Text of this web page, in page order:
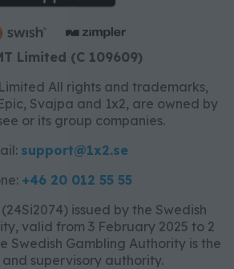
Limited (C 109609)
All rights and trademarks,
Svajpa and 1x2, are owned by
or its group companies.
support@1x2.se
+46 20 012 55 55
issued by the Swedish
valid from 3 February 2025 to 2
Swedish Gambling Authority is the
and supervisory authority.